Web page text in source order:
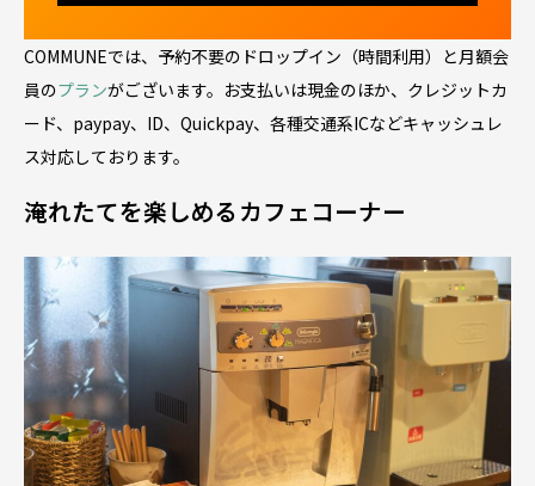
COMMUNEでは、予約不要のドロップイン（時間利用）と月額会
員のプランがございます。お支払いは現金のほか、クレジットカ
ード、paypay、ID、Quickpay、各種交通系ICなどキャッシュレ
ス対応しております。
淹れたてを楽しめるカフェコーナー